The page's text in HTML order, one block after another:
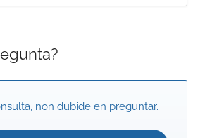
non dubide en preguntar.